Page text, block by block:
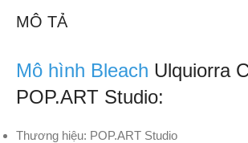
MÔ TẢ
Mô hình Bleach Ulquiorra
POP.ART Studio:
Thương hiệu: POP.ART Studio